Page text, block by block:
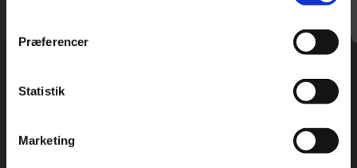
Præferencer
Statistik
Marketing